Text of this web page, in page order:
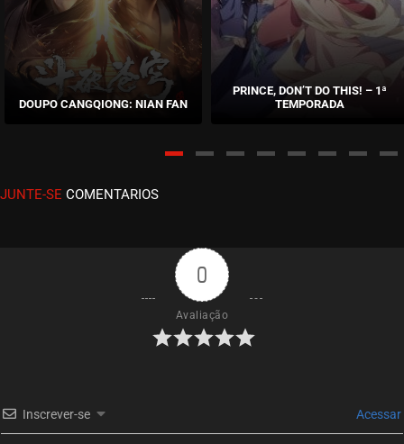
ASSISTIDO
EPISÓDIO 31 (15 - S2)
outubro 21, 2025
ASSISTIDO
EPISÓDIO 29 (13 - S2)
outubro 09, 2025
EPISÓDIO 28 (12 - S2)
EPISÓDIO 27 (11 - S2)
DOUPO CANGQIONG: NIAN FAN
PRINCE, DON’T DO THIS! – 1ª
TEMPORADA
JUNTE-SE COMENTARIOS
0
Avaliação
Inscrever-se Acessar